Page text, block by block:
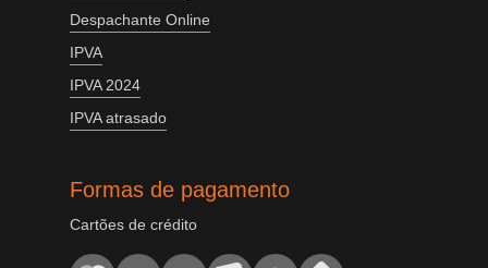
Despachante Online
IPVA
IPVA 2024
IPVA atrasado
Formas de pagamento
Cartões de crédito